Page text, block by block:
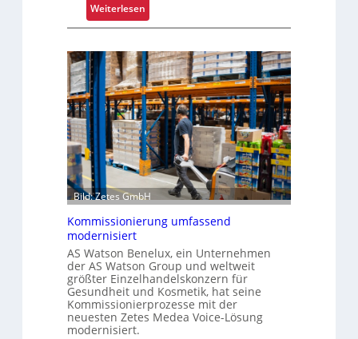
e
i
s
t
a
l
s
F
a
h
r
e
Weiterlesen
K
a
g
a
r
m
-
U
n
i
k
a
f
ü
r
S
Bild: Zetes GmbH
Kommissionierung umfassend
modernisiert
AS Watson Benelux, ein Unternehmen
der AS Watson Group und weltweit
größter Einzelhandelskonzern für
Gesundheit und Kosmetik, hat seine
Kommissionierprozesse mit der
neuesten Zetes Medea Voice-Lösung
modernisiert.